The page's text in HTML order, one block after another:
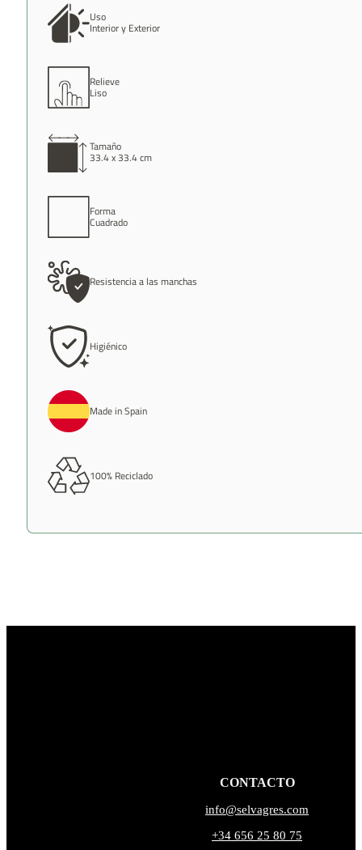
Uso
Interior y Exterior
Relieve
Liso
Tamaño
33.4 x 33.4 cm
Forma
Cuadrado
Resistencia a las manchas
Higiénico
Made in Spain
100% Reciclado
CONTACTO
info@selvagres.com
+34 656 25 80 75